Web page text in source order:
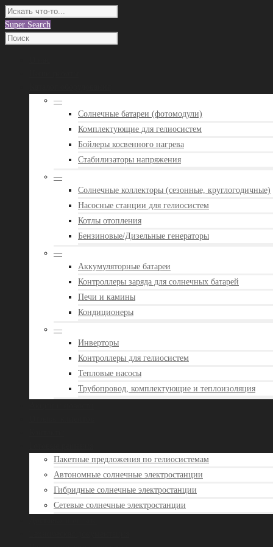
Super Search
—
Солнечные батареи (фотомодули)
Комплектующие для гелиосистем
Бойлеры косвенного нагрева
Стабилизаторы напряжения
—
Солнечные коллекторы (сезонные, круглогодичные)
Насосные станции для гелиосистем
Котлы отопления
Бензиновые/Дизельные генераторы
—
Аккумуляторные батареи
Контроллеры заряда для солнечных батарей
Печи и камины
Кондиционеры
—
Инверторы
Контроллеры для гелиосистем
Тепловые насосы
Трубопровод, комплектующие и теплоизоляция
Пакетные предложения по гелиосистемам
Автономные солнечные электростанции
Гибридные солнечные электростанции
Сетевые солнечные электростанции